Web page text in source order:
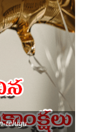
telugu